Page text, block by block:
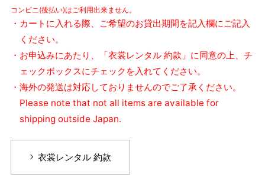
コンビニ(後払い)はご利用出来ません。
・カートに入れる際、ご希望のお貸出期間を記入欄にご記入
ください。
・お申込みにあたり、「衣裳レンタル 約款」に同意の上、チ
ェックボックスにチェックを入れてください。
・海外の発送は対応しておりませんのでご了承ください。
Please note that not all items are available for
shipping outside Japan.
衣裳レンタル 約款